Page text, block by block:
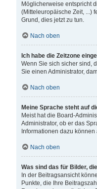
Möglicherweise entspricht
(Mitteleuropäische Zeit, ...)
Grund, dies jetzt zu tun.
Nach oben
Ich habe die Zeitzone
Wenn Sie sich sicher sind,
Sie einen Administrator,
Nach oben
Meine Sprache steht auf
Meist hat die Board-
Administrator, ob er das
Informationen dazu
Nach oben
Was sind das für Bilder,
In der Beitragsansicht
Punkte, die Ihre